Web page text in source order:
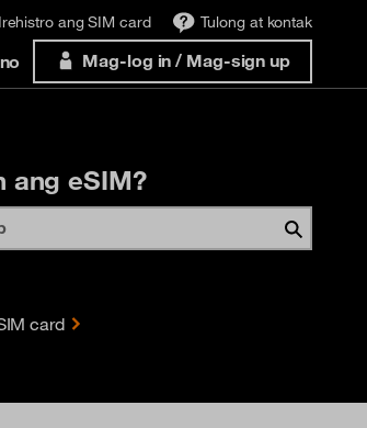
Irehistro ang SIM card Tulong at kontak
Mag-log in / Mag-sign up
ang eSIM?
card